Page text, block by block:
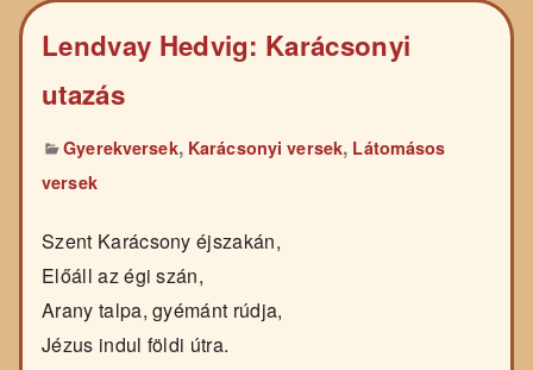
Lendvay Hedvig: Karácsonyi
utazás
Gyerekversek, Karácsonyi versek, Látomásos
versek
Szent Karácsony éjszakán,
Előáll az égi szán,
Arany talpa, gyémánt rúdja,
Jézus indul földi útra.